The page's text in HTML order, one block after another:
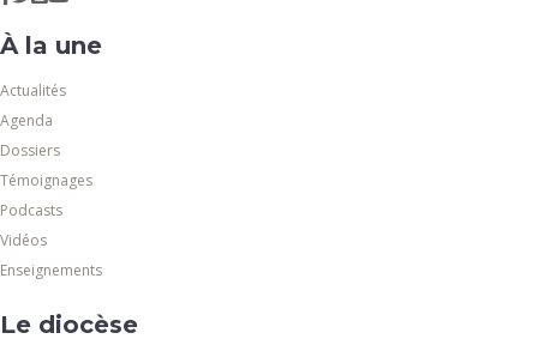
À la une
Actualités
Agenda
Dossiers
Témoignages
Podcasts
Vidéos
Enseignements
Le diocèse